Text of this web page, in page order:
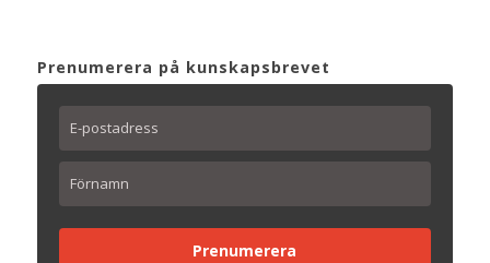
Prenumerera på kunskapsbrevet
Prenumerera